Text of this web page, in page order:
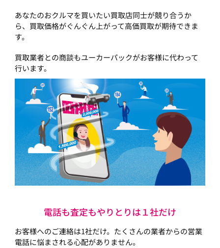
あなたのおクルマを買いたい買取店同士が競り合うか
ら、買取価格がぐんぐん上がって高価買取が期待できま
す。
買取業者との商談もユーカーパックがお客様に代わって
行います。
電話も査定もやりとりは１社だけ
お客様へのご連絡は1社だけ。たくさんの業者からの営業
電話に悩まされる心配がありません。